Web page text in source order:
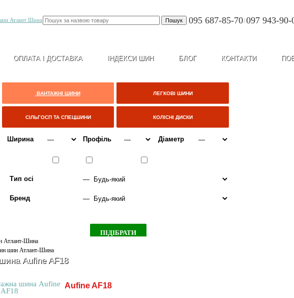
095 687-85-70 |097 943-90-
ОПЛАТА І ДОСТАВКА ІНДЕКСИ ШИН БЛОГ КОНТАКТИ
ВАНТАЖНІ ШИНИ ЛЕГКОВІ ШИНИ
СІЛЬГОСП ТА СПЕЦШИНИ КОЛІСНІ ДИСКИ
Ширина Профіль Діаметр
Тип осі
Бренд
Aufine AF18
Aufine AF18